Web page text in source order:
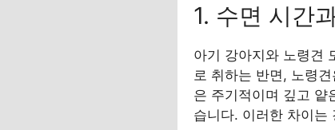
1. 수면 시간
아기 강아지와 노령견
로 취하는 반면, 노령
은 주기적이며 깊고 얕
습니다. 이러한 차이는